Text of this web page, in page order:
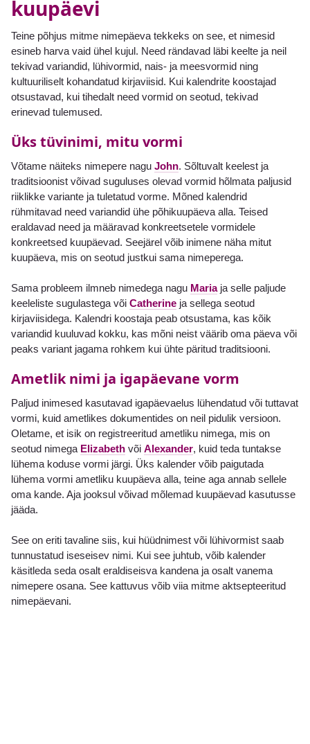
kuupäevi
Teine põhjus mitme nimepäeva tekkeks on see, et nimesid
esineb harva vaid ühel kujul. Need rändavad läbi keelte ja neil
tekivad variandid, lühivormid, nais- ja meesvormid ning
kultuuriliselt kohandatud kirjaviisid. Kui kalendrite koostajad
otsustavad, kui tihedalt need vormid on seotud, tekivad
erinevad tulemused.
Üks tüvinimi, mitu vormi
Võtame näiteks nimepere nagu John. Sõltuvalt keelest ja
traditsioonist võivad suguluses olevad vormid hõlmata paljusid
riiklikke variante ja tuletatud vorme. Mõned kalendrid
rühmitavad need variandid ühe põhikuupäeva alla. Teised
eraldavad need ja määravad konkreetsetele vormidele
konkreetsed kuupäevad. Seejärel võib inimene näha mitut
kuupäeva, mis on seotud justkui sama nimeperega.
Sama probleem ilmneb nimedega nagu Mariaja selle paljude
keeleliste sugulastega või Catherine ja sellega seotud
kirjaviisidega. Kalendri koostaja peab otsustama, kas kõik
variandid kuuluvad kokku, kas mõni neist väärib oma päeva või
peaks variant jagama rohkem kui ühte päritud traditsiooni.
Ametlik nimi ja igapäevane vorm
Paljud inimesed kasutavad igapäevaelus lühendatud või tuttavat
vormi, kuid ametlikes dokumentides on neil pidulik versioon.
Oletame, et isik on registreeritud ametliku nimega, mis on
seotud nimega Elizabeth või Alexander, kuid teda tuntakse
lühema koduse vormi järgi. Üks kalender võib paigutada
lühema vormi ametliku kuupäeva alla, teine aga annab sellele
oma kande. Aja jooksul võivad mõlemad kuupäevad kasutusse
jääda.
See on eriti tavaline siis, kui hüüdnimest või lühivormist saab
tunnustatud iseseisev nimi. Kui see juhtub, võib kalender
käsitleda seda osalt eraldiseisva kandena ja osalt vanema
nimepere osana. See kattuvus võib viia mitme aktsepteeritud
nimepäevani.